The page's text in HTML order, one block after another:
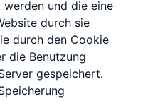
und die eine
durch sie
durch den Cookie
die Benutzung
gespeichert.